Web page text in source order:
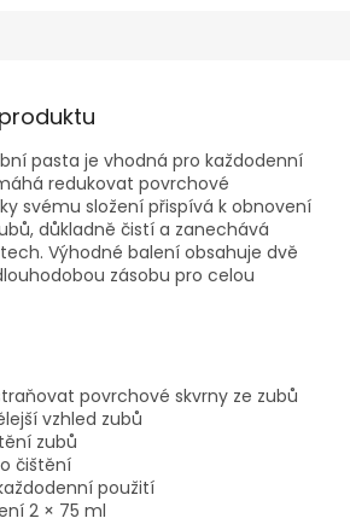
pasta je vhodná pro každodenní
redukovat povrchové
svému složení přispívá k obnovení
důkladně čistí a zanechává
Výhodné balení obsahuje dvě
zásobu pro celou
povrchové skvrny ze zubů
vzhled zubů
zubů
čištění
použití
2 × 75 ml